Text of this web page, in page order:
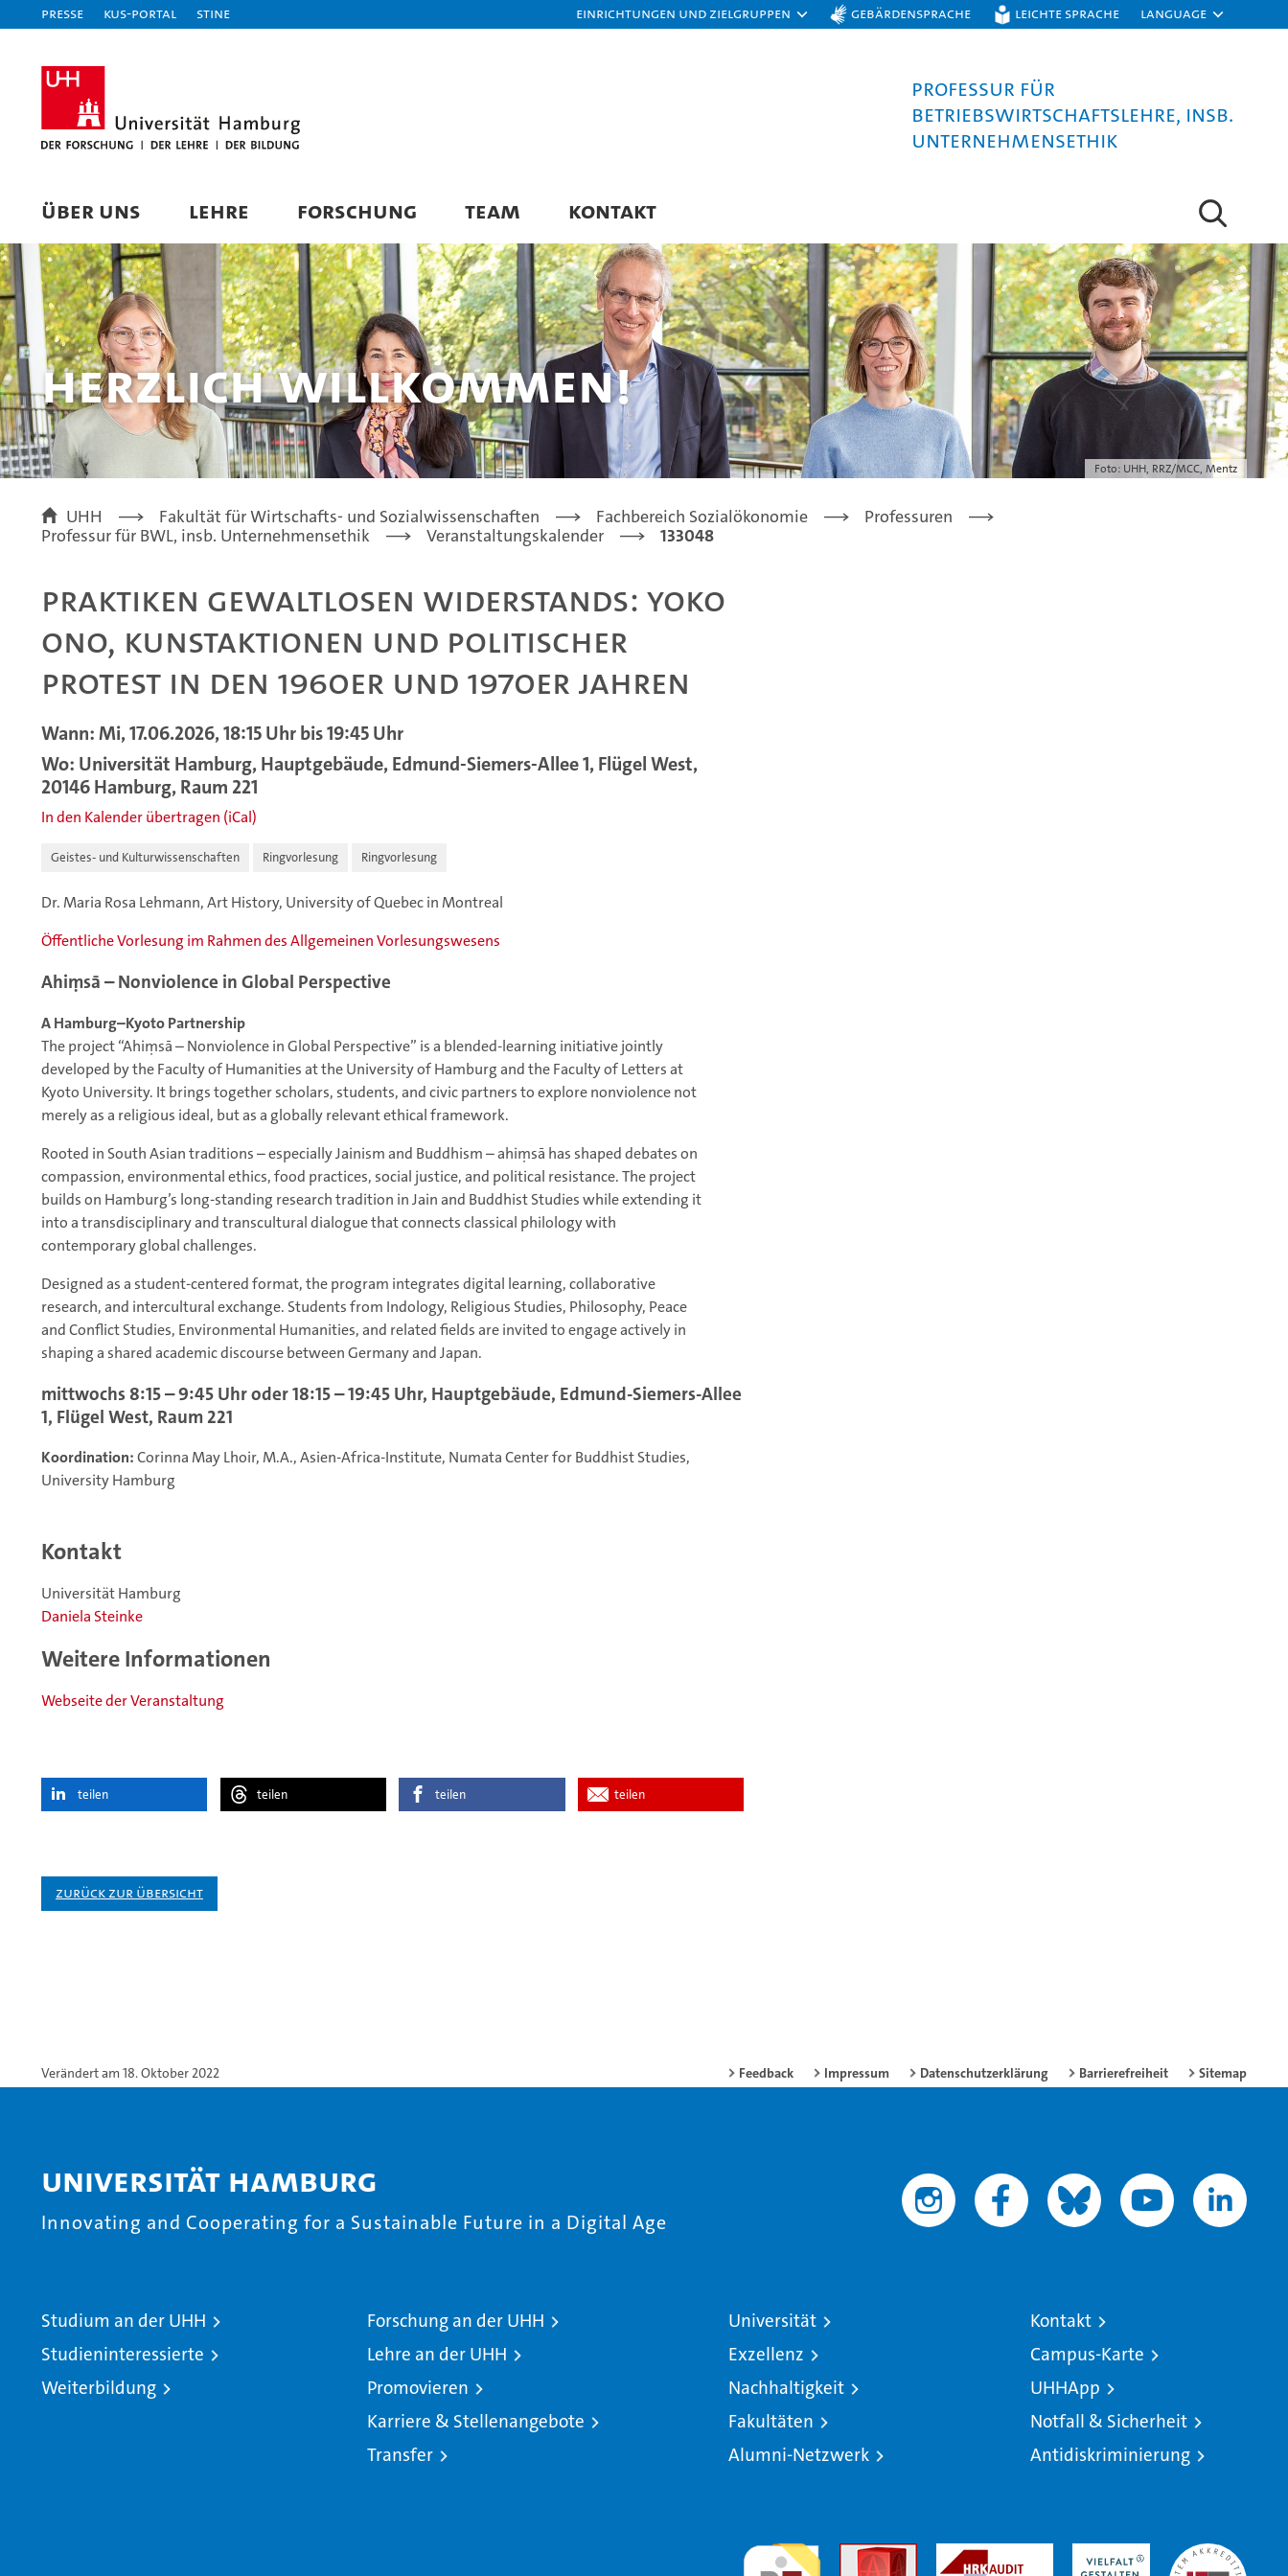
Presse KUS-Portal STiNE Einrichtungen und Zielgruppen Gebärdensprache Leichte Sprache Language
Professur für
Betriebswirtschaftslehre, insb.
Unternehmensethik
ÜBER UNS LEHRE FORSCHUNG TEAM KONTAKT
Foto: UHH, RRZ/MCC, Mentz
Herzlich Willkommen!
UHH Fakultät für Wirtschafts- und Sozialwissenschaften Fachbereich Sozialökonomie
Professuren
Professur für BWL, insb. Unternehmensethik
Veranstaltungskalender 133048
Praktiken gewaltlosen Widerstands: Yoko
Ono, Kunstaktionen und politischer
Protest in den 1960er und 1970er Jahren
Wann: Mi, 17.06.2026, 18:15 Uhr bis 19:45 Uhr
Wo: Universität Hamburg, Hauptgebäude, Edmund-Siemers-Allee 1, Flügel West,
20146 Hamburg, Raum 221
In den Kalender übertragen (iCal)
Geistes- und Kulturwissenschaften Ringvorlesung Ringvorlesung
Dr. Maria Rosa Lehmann, Art History, University of Quebec in Montreal
Öffentliche Vorlesung im Rahmen des Allgemeinen Vorlesungswesens
Ahiṃsā – Nonviolence in Global Perspective
A Hamburg–Kyoto Partnership
The project “Ahiṃsā – Nonviolence in Global Perspective” is a blended-learning initiative jointly
developed by the Faculty of Humanities at the University of Hamburg and the Faculty of Letters at
Kyoto University. It brings together scholars, students, and civic partners to explore nonviolence not
merely as a religious ideal, but as a globally relevant ethical framework.
Rooted in South Asian traditions – especially Jainism and Buddhism – ahiṃsā has shaped debates on
compassion, environmental ethics, food practices, social justice, and political resistance. The project
builds on Hamburg’s long-standing research tradition in Jain and Buddhist Studies while extending it
into a transdisciplinary and transcultural dialogue that connects classical philology with
contemporary global challenges.
Designed as a student-centered format, the program integrates digital learning, collaborative
research, and intercultural exchange. Students from Indology, Religious Studies, Philosophy, Peace
and Conflict Studies, Environmental Humanities, and related fields are invited to engage actively in
shaping a shared academic discourse between Germany and Japan.
mittwochs 8:15 – 9:45 Uhr oder 18:15 – 19:45 Uhr, Hauptgebäude, Edmund-Siemers-Allee
1, Flügel West, Raum 221
Koordination:Corinna May Lhoir, M.A., Asien-Africa-Institute, Numata Center for Buddhist Studies,
University Hamburg
Kontakt
Universität Hamburg
Daniela Steinke
Weitere Informationen
Webseite der Veranstaltung
teilen teilen teilen teilen
Zurück zur Übersicht
Verändert am 18. Oktober 2022 Feedback Impressum Datenschutzerklärung Barrierefreiheit Sitemap
Universität Hamburg
Innovating and Cooperating for a Sustainable Future in a Digital Age
Studium an der UHH
Studieninteressierte
Weiterbildung
Forschung an der UHH
Lehre an der UHH
Promovieren
Karriere & Stellenangebote
Transfer
Universität
Exzellenz
Nachhaltigkeit
Fakultäten
Alumni-Netzwerk
Kontakt
Campus-Karte
UHHApp
Notfall & Sicherheit
Antidiskriminierung